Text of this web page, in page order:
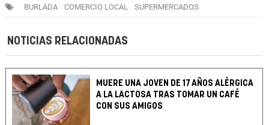
BURLADA COMERCIO LOCAL SUPERMERCADOS
NOTICIAS RELACIONADAS
MUERE UNA JOVEN DE 17 AÑOS ALÉRGICA
A LA LACTOSA TRAS TOMAR UN CAFÉ
CON SUS AMIGOS